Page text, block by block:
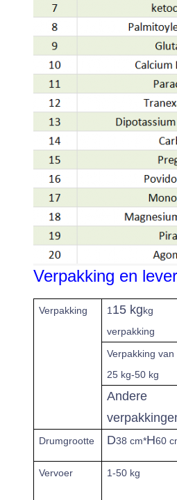
Verpakking en
Verpakking 1 15 kgkg
verpakking
Verpakking van
25 kg-50 kg
Andere
Drumgrootte D38 cm*H60
Vervoer 1-50 kg